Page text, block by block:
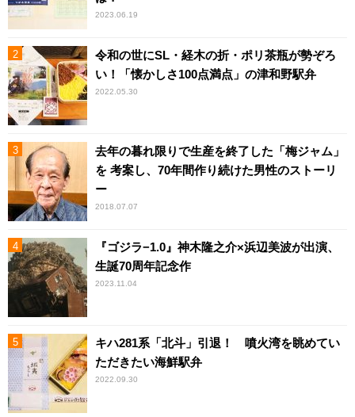
2023.06.19
令和の世にSL・経木の折・ポリ茶瓶が勢ぞろ
い！「懐かしさ100点満点」の津和野駅弁
2022.05.30
去年の暮れ限りで生産を終了した「梅ジャム」
を 考案し、70年間作り続けた男性のストーリ
ー
2018.07.07
『ゴジラ−1.0』神木隆之介×浜辺美波が出演、
生誕70周年記念作
2023.11.04
キハ281系「北斗」引退！ 噴火湾を眺めてい
ただきたい海鮮駅弁
2022.09.30